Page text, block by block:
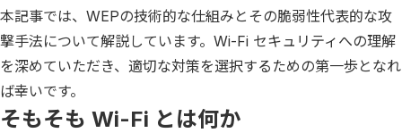
本記事では、WEPの技術的な仕組みとその脆弱性代表的な攻
撃手法について解説しています。Wi-Fi セキュリティへの理解
を深めていただき、適切な対策を選択するための第一歩となれ
ば幸いです。
そもそも Wi-Fi とは何か